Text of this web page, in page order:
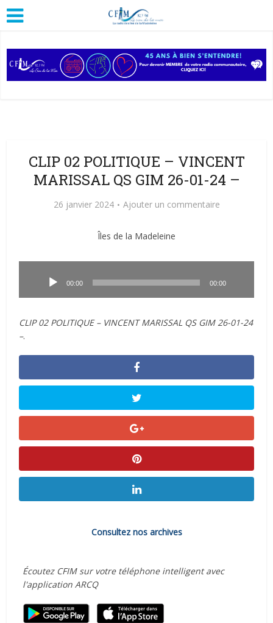
CLIP 02 POLITIQUE – VINCENT
MARISSAL QS GIM 26-01-24 –
26 janvier 2024 Ajouter un commentaire
Îles de la Madeleine
00:00 00:00
CLIP 02 POLITIQUE – VINCENT MARISSAL QS GIM 26-01-24
–.
Consultez nos archives
Écoutez CFIM sur votre téléphone intelligent avec
l'application ARCQ